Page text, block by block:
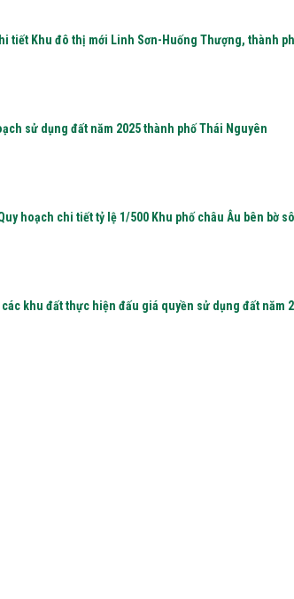
tiết Khu đô thị mới Linh Sơn-Huống Thượng, thành
sử dụng đất năm 2025 thành phố Thái Nguyên
hoạch chi tiết tỷ lệ 1/500 Khu phố châu Âu bên bờ
khu đất thực hiện đấu giá quyền sử dụng đất năm